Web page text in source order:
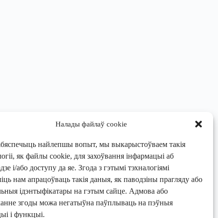
Налады файлаў cookie
найлепшы вопыт, мы выкарыстоўваем такія
як файлы cookie, для захоўвання інфармацыі аб
і/або доступу да яе. Згода з гэтымі тэхналогіямі
нам апрацоўваць такія даныя, як паводзіны прагляду або
ідэнтыфікатары на гэтым сайце. Адмова або
згоды можа негатыўна паўплываць на пэўныя
і функцыі.